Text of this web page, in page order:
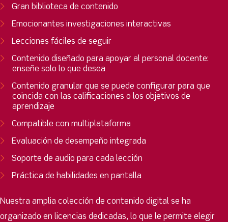
Gran biblioteca de contenido
Emocionantes investigaciones interactivas
Lecciones fáciles de seguir
Contenido diseñado para apoyar al personal docente:
enseñe solo lo que desea
Contenido granular que se puede configurar para que
coincida con las calificaciones o los objetivos de
aprendizaje
Compatible con multiplataforma
Evaluación de desempeño integrada
Soporte de audio para cada lección
Práctica de habilidades en pantalla
Nuestra amplia colección de contenido digital se ha
organizado en licencias dedicadas, lo que le permite elegir